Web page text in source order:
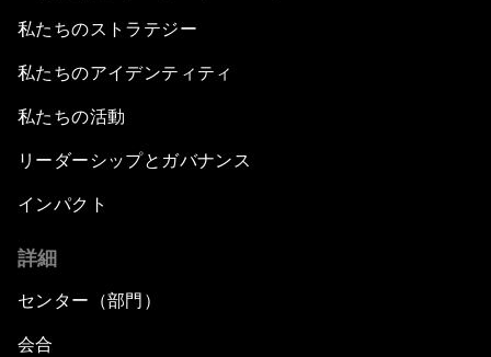
私たちのストラテジー
私たちのアイデンティティ
私たちの活動
リーダーシップとガバナンス
インパクト
詳細
センター（部門）
会合